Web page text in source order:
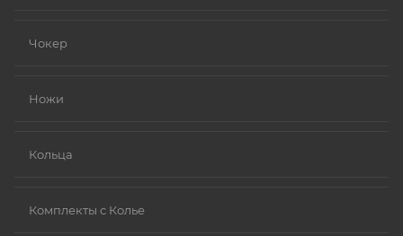
Чокер
Ножи
Кольца
Комплекты с Колье